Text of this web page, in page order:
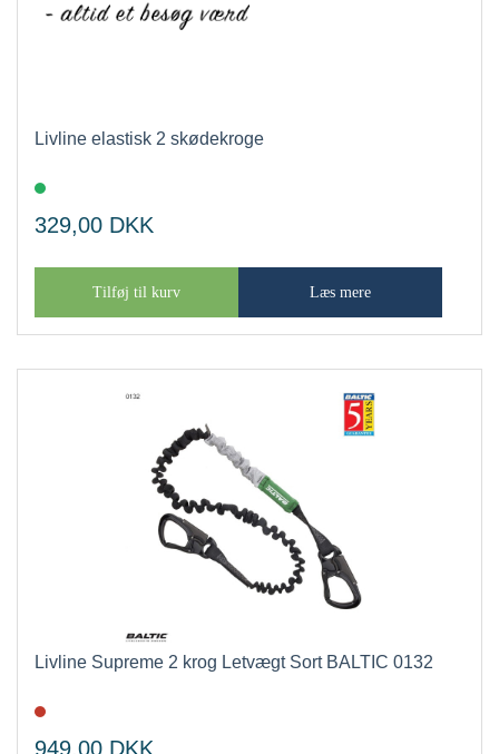
Livline elastisk 2 skødekroge
329,00 DKK
Tilføj til kurv Læs mere
Livline Supreme 2 krog Letvægt Sort BALTIC 0132
949,00 DKK